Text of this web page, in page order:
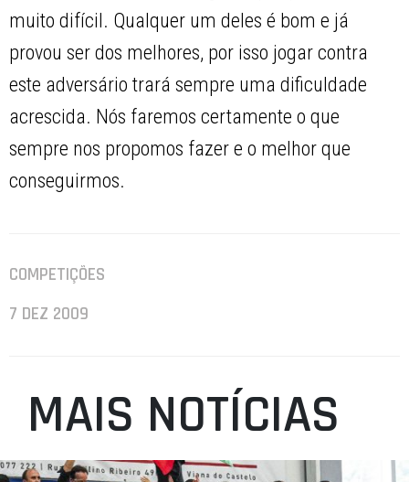
muito difícil. Qualquer um deles é bom e já
provou ser dos melhores, por isso jogar contra
este adversário trará sempre uma dificuldade
acrescida. Nós faremos certamente o que
sempre nos propomos fazer e o melhor que
conseguirmos.
COMPETIÇÕES
7 DEZ 2009
MAIS NOTÍCIAS